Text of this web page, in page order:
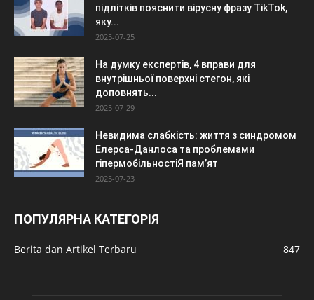
підлітків пояснити вірусну фразу TikTok,
яку...
2025-07-25
На думку експертів, 4 вправи для
внутрішньої поверхні стегон, які
доповнять...
2025-07-29
Невидима слабкість: життя з синдромом
Елерса-Данлоса та проблемами
гіпермобільностіЯ пам’ят
2025-07-23
ПОПУЛЯРНА КАТЕГОРІЯ
Berita dan Artikel Terbaru 847